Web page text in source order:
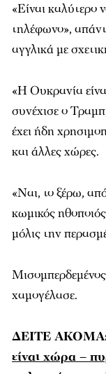
«Είναι καλύτερο
τηλέφωνο»,
αγγλικά με
«Η Ουκρανία
συνέχισε ο
έχει ήδη
και άλλες χώρες.
«Ναι, το ξέρω,
κωμικός
μόλις την
χαμογέλασε.
ΔΕΙΤΕ
είναι χώρα –